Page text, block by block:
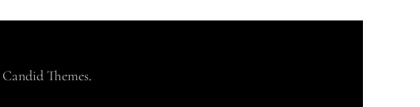
Candid Themes.